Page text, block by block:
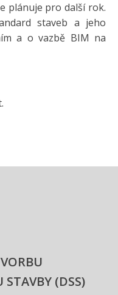
plánuje pro další rok.
staveb a jeho
a o vazbě BIM na
(DSS)